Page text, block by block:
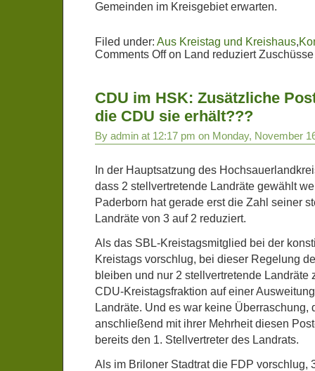
Gemeinden im Kreisgebiet erwarten.
Filed under: Aus Kreistag und Kreishaus,
Comments Offon Land reduziert
CDU im HSK: Zusätzliche
die CDU sie erhält???
By admin at 12:17 pm on Monday, November
In der Hauptsatzung des
dass 2 stellvertretende Landräte gewählt
Paderborn hat gerade erst die Zahl seiner
Landräte von 3 auf 2 reduziert.
Als das SBL-Kreistagsmitglied bei der
Kreistags vorschlug, bei dieser Regelung
bleiben und nur 2 stellvertretende Landräte
CDU-Kreistagsfraktion auf einer
Landräte. Und es war keine Überraschung,
anschließend mit ihrer Mehrheit diesen
bereits den 1. Stellvertreter des Landrats.
Als im Briloner Stadtrat die FDP vorschlug,